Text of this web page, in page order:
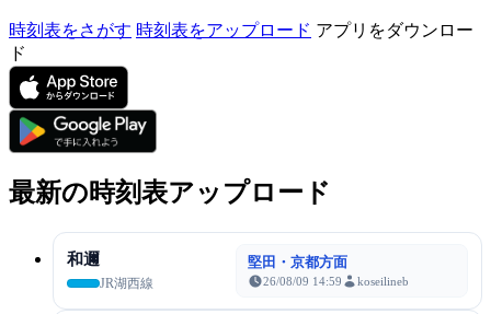
時刻表をさがす 時刻表をアップロード アプリをダウンロー
ド
最新の時刻表アップロード
和邇
JR湖西線
堅田・京都方面
26/08/09 14:59 koseilineb